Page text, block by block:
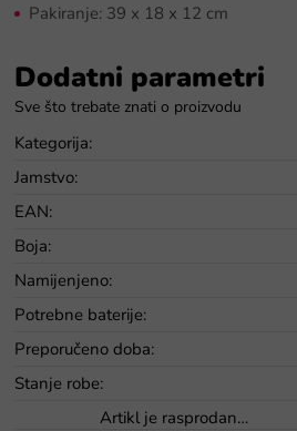
Pakiranje: 39 x 18 x 12 cm
Dodatni parametri
Kategorija:
Jamstvo:
EAN:
Boja:
Namijenjeno:
Potrebne baterije:
Preporučeno doba:
Stanje robe:
Artikl je rasprodan…